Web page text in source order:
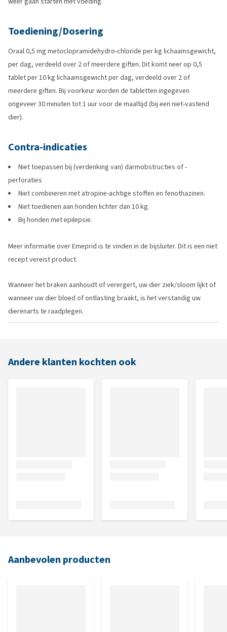
Toediening/Dosering
Oraal 0,5 mg metoclopramidehydro-chloride per kg lichaamsgewicht,
per dag, verdeeld over 2 of meerdere giften. Dit komt neer op 0,5
tablet per 10 kg lichaamsgewicht per dag, verdeeld over 2 of
meerdere giften. Bij voorkeur worden de tabletten ingegeven
ongeveer 30 minuten tot 1 uur voor de maaltijd (bij een niet-vastend
dier).
Contra-indicaties
Niet toepassen bij (verdenking van) darmobstructies of -
perforaties
Niet combineren met atropine-achtige stoffen en fenothazinen.
Niet toedienen aan honden lichter dan 10 kg.
Bij honden met epilepsie.
Meer informatie over Emeprid is te vinden in de bijsluiter. Dit is een niet
recept vereist product.
Wanneer het braken aanhoudt of verergert, uw dier ziek/sloom lijkt of
wanneer uw dier bloed of ontlasting braakt, is het verstandig uw
dierenarts te raadplegen.
Andere klanten kochten ook
Aanbevolen producten